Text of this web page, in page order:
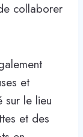
collaborer
et
sur le lieu
et des